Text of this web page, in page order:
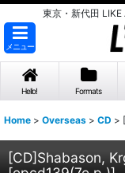
東京・新代田 LIKE
メニュー
Hello! Formats
Home > Overseas > CD >
[CD]Shabason,